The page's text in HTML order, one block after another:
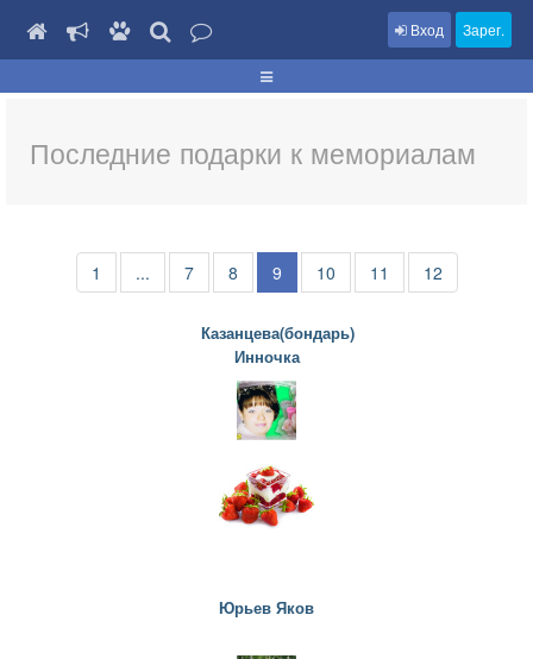
Вход Зарег.
Последние подарки к мемориалам
1 ... 7 8 9 10 11 12
Казанцева(бондарь)
Инночка
Юрьев Яков